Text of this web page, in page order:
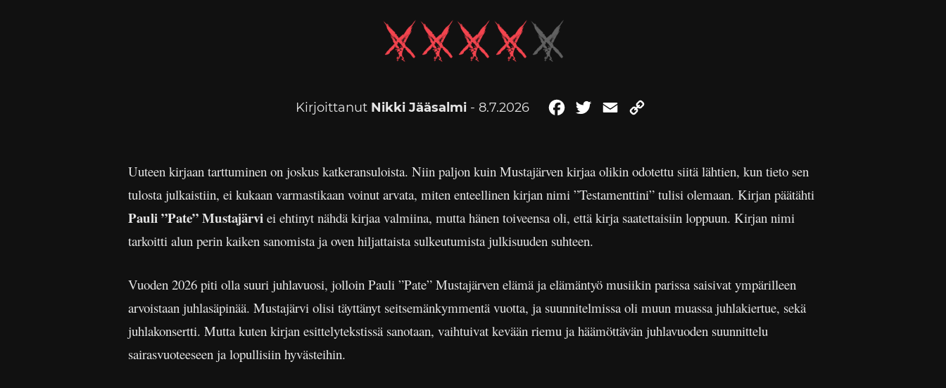
Kirjoittanut Nikki Jääsalmi - 8.7.2026 FacebookTwitterEmail
Uuteen kirjaan tarttuminen on joskus katkeransuloista. Niin paljon kuin Mustajärven kirjaa olikin odotettu siitä lähtien, kun tieto sen
tulosta julkaistiin, ei kukaan varmastikaan voinut arvata, miten enteellinen kirjan nimi ”Testamenttini” tulisi olemaan. Kirjan päätähti
Pauli ”Pate” Mustajärvi ei ehtinyt nähdä kirjaa valmiina, mutta hänen toiveensa oli, että kirja saatettaisiin loppuun. Kirjan nimi
tarkoitti alun perin kaiken sanomista ja oven hiljattaista sulkeutumista julkisuuden suhteen.
Vuoden 2026 piti olla suuri juhlavuosi, jolloin Pauli ”Pate” Mustajärven elämä ja elämäntyö musiikin parissa saisivat ympärilleen
arvoistaan juhlasäpinää. Mustajärvi olisi täyttänyt seitsemänkymmentä vuotta, ja suunnitelmissa oli muun muassa juhlakiertue, sekä
juhlakonsertti. Mutta kuten kirjan esittelytekstissä sanotaan, vaihtuivat kevään riemu ja häämöttävän juhlavuoden suunnittelu
sairasvuoteeseen ja lopullisiin hyvästeihin.